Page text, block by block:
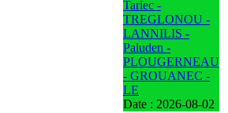
Tariec -
TREGLONOU -
LANNILIS -
Paluden -
PLOUGERNEAU
- GROUANEC -
LE
Date : 2026-08-02